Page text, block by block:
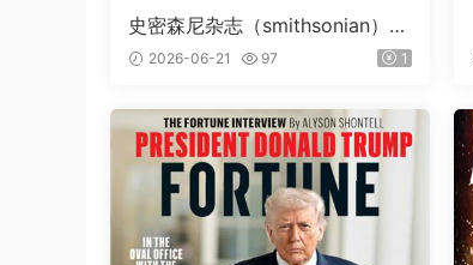
史密森尼杂志（smithsonian）2
026年夏季刊
2026-06-21 97 1